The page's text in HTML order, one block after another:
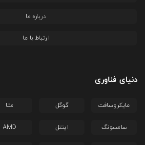
درباره ما
ارتباط با ما
دنیای فناوری
مایکروسافت گوگل متا
سامسونگ اینتل AMD